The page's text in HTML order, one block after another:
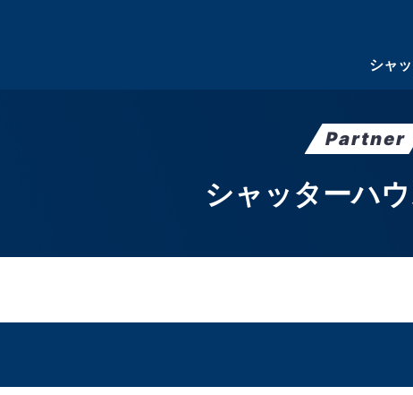
シャ
Partner
シャッターハ